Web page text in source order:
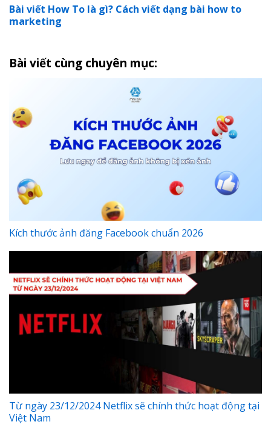
Bài viết How To là gì? Cách viết dạng bài how to
marketing
Bài viết cùng chuyên mục:
Kích thước ảnh đăng Facebook chuẩn 2026
Từ ngày 23/12/2024 Netflix sẽ chính thức hoạt động tại
Việt Nam